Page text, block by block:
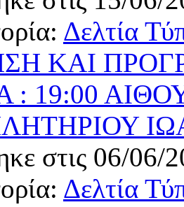
Δελτία
ΚΑΙ
: 19:00
στις 06/06/
Δελτία